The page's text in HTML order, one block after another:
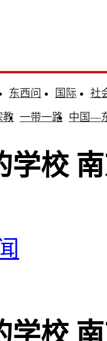
东西问 国际
社
教 一带一路 中国—
学校
学校